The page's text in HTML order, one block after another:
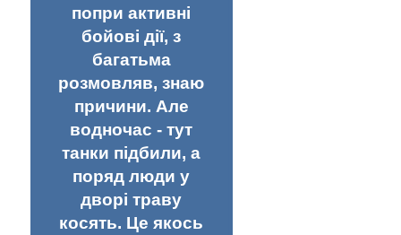
попри активні
бойові дії, з
багатьма
розмовляв, знаю
причини. Але
водночас - тут
танки підбили, а
поряд люди у
дворі траву
косять. Це якось